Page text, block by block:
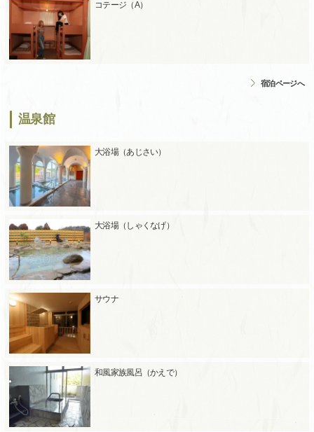
コテージ（A）
宿泊ページへ
温泉館
大浴場（あじさい）
大浴場（しゃくなげ）
サウナ
和風家族風呂（かえで）